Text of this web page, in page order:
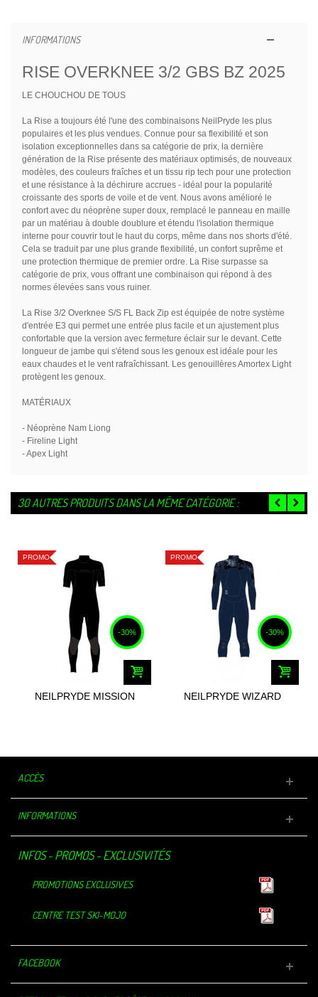
INFORMATIONS
RISE OVERKNEE 3/2 GBS BZ 2025
LE CHOUCHOU DE TOUS
La Rise a toujours été l'une des combinaisons NeilPryde les plus
populaires et les plus vendues. Connue pour sa flexibilité et son
isolation exceptionnelles dans sa catégorie de prix, la dernière
génération de la Rise présente des matériaux optimisés, de nouveaux
modèles, des couleurs fraîches et un tissu rip tech pour une protection
et une résistance à la déchirure accrues - idéal pour la popularité
croissante des sports de voile et de vent. Nous avons amélioré le
confort avec du néoprène super doux, remplacé le panneau en maille
par un matériau à double doublure et étendu l'isolation thermique
interne pour couvrir tout le haut du corps, même dans nos shorts d'été.
Cela se traduit par une plus grande flexibilité, un confort suprême et
une protection thermique de premier ordre. La Rise surpasse sa
catégorie de prix, vous offrant une combinaison qui répond à des
normes élevées sans vous ruiner.
La Rise 3/2 Overknee S/S FL Back Zip est équipée de notre système
d'entrée E3 qui permet une entrée plus facile et un ajustement plus
confortable que la version avec fermeture éclair sur le devant. Cette
longueur de jambe qui s'étend sous les genoux est idéale pour les
eaux chaudes et le vent rafraîchissant. Les genouillères Amortex Light
protègent les genoux.
MATÉRIAUX
- Néoprène Nam Liong
- Fireline Light
- Apex Light
30 AUTRES PRODUITS DANS LA MÊME CATÉGORIE :
PROMO
-30%
NEILPRYDE MISSION
PROMO
-30%
NEILPRYDE WIZARD
ACCÈS
INFORMATIONS
INFOS - PROMOS - EXCLUSIVITÉS
PROMOTIONS EXCLUSIVES
CENTRE TEST SKI-MOJO
FACEBOOK